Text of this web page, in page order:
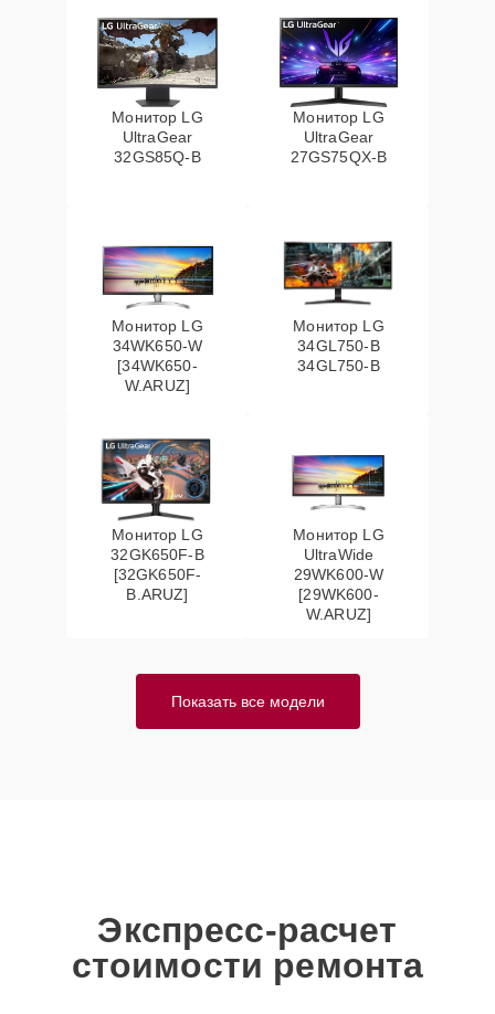
Монитор LG
UltraGear
32GS85Q-B
Монитор LG
UltraGear
27GS75QX-B
Монитор LG
34WK650-W
[34WK650-
W.ARUZ]
Монитор LG
34GL750-B
34GL750-B
Монитор LG
32GK650F-B
[32GK650F-
B.ARUZ]
Монитор LG
UltraWide
29WK600-W
[29WK600-
W.ARUZ]
Показать все модели
Экспресс-расчет
стоимости ремонта